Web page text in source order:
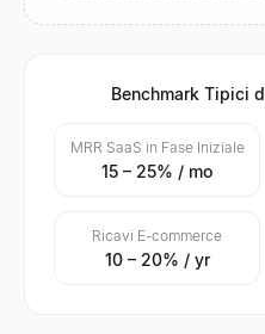
Benchmark Tipici
MRR SaaS in Fase Iniziale
15 – 25% / mo
Ricavi E-commerce
10 – 20% / yr